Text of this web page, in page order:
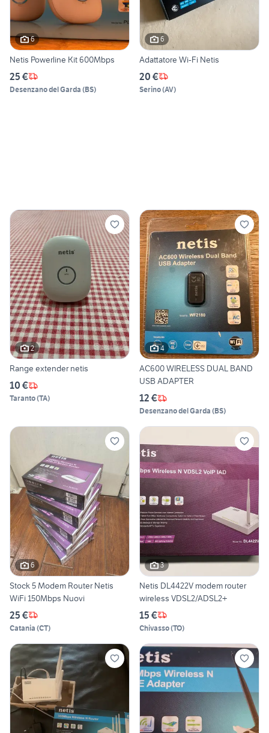
6
Netis Powerline Kit 600Mbps
25 €
Desenzano del Garda (BS)
6
Adattatore Wi-Fi Netis
20 €
Serino(AV)
2
Range extender netis
10 €
Taranto(TA)
4
AC600 WIRELESS DUAL BAND
USB ADAPTER
12 €
Desenzano del Garda (BS)
6
Stock 5 Modem Router Netis
WiFi 150Mbps Nuovi
25 €
Catania (CT)
3
Netis DL4422V modem router
wireless VDSL2/ADSL2+
15 €
Chivasso(TO)